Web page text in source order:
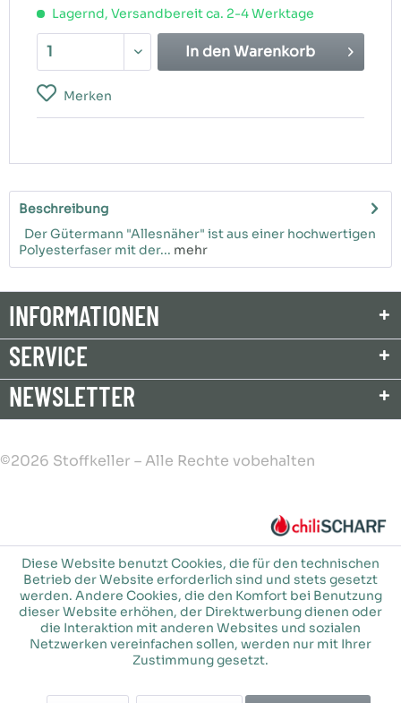
Lagernd, Versandbereit ca. 2-4 Werktage
In denWarenkorb
Merken
Beschreibung
Der Gütermann "Allesnäher" ist aus einer hochwertigen
Polyesterfaser mit der... mehr
INFORMATIONEN
SERVICE
NEWSLETTER
©2026 Stoffkeller – Alle Rechte vobehalten
Diese Website benutzt Cookies, die für den technischen
Betrieb der Website erforderlich sind und stets gesetzt
werden. Andere Cookies, die den Komfort bei Benutzung
dieser Website erhöhen, der Direktwerbung dienen oder
die Interaktion mit anderen Websites und sozialen
Netzwerken vereinfachen sollen, werden nur mit Ihrer
Zustimmung gesetzt.